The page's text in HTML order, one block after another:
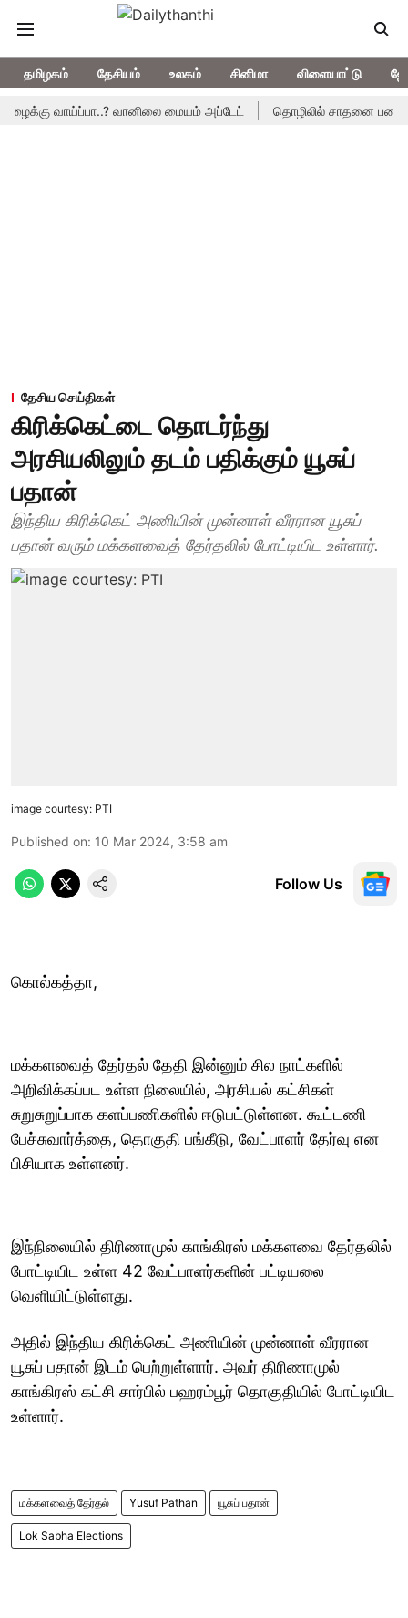
தமிழகம் தேசியம் உலகம் சினிமா விளையாட்டு
வாய்ப்பா..? வானிலை மையம் அப்டேட் தொழிலில் சாதனை படைக்க
தேசிய செய்திகள்
கிரிக்கெட்டை தொடர்ந்து
அரசியலிலும் தடம் பதிக்கும் யூசுப்
பதான்
இந்திய கிரிக்கெட் அணியின் முன்னாள் வீரரான யூசுப்
பதான் வரும் மக்களவைத் தேர்தலில் போட்டியிட உள்ளார்.
image courtesy: PTI
Published on: 10 Mar 2024, 3:58 am
Follow Us
கொல்கத்தா,
மக்களவைத் தேர்தல் தேதி இன்னும் சில நாட்களில்
அறிவிக்கப்பட உள்ள நிலையில், அரசியல் கட்சிகள்
சுறுசுறுப்பாக களப்பணிகளில் ஈடுபட்டுள்ளன. கூட்டணி
பேச்சுவார்த்தை, தொகுதி பங்கீடு, வேட்பாளர் தேர்வு என
பிசியாக உள்ளனர்.
இந்நிலையில் திரிணாமுல் காங்கிரஸ் மக்களவை தேர்தலில்
போட்டியிட உள்ள 42 வேட்பாளர்களின் பட்டியலை
வெளியிட்டுள்ளது.
அதில் இந்திய கிரிக்கெட் அணியின் முன்னாள் வீரரான
யூசுப் பதான் இடம் பெற்றுள்ளார். அவர் திரிணாமுல்
காங்கிரஸ் கட்சி சார்பில் பஹரம்பூர் தொகுதியில் போட்டியிட
உள்ளார்.
மக்களவைத் தேர்தல் Yusuf Pathan யூசுப் பதான்
Lok Sabha Elections